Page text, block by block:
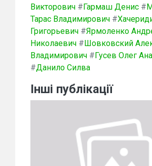
Викторович #Гармаш Денис #
Тарас Владимирович #
Григорьевич #Ярмоленко
Николаевич #Шовковский
Владимирович #Гусев Олег
#Данило Силва
Інші публікації